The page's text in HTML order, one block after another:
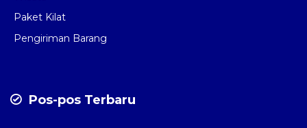
Paket Kilat
Pengiriman Barang
Pos-pos Terbaru